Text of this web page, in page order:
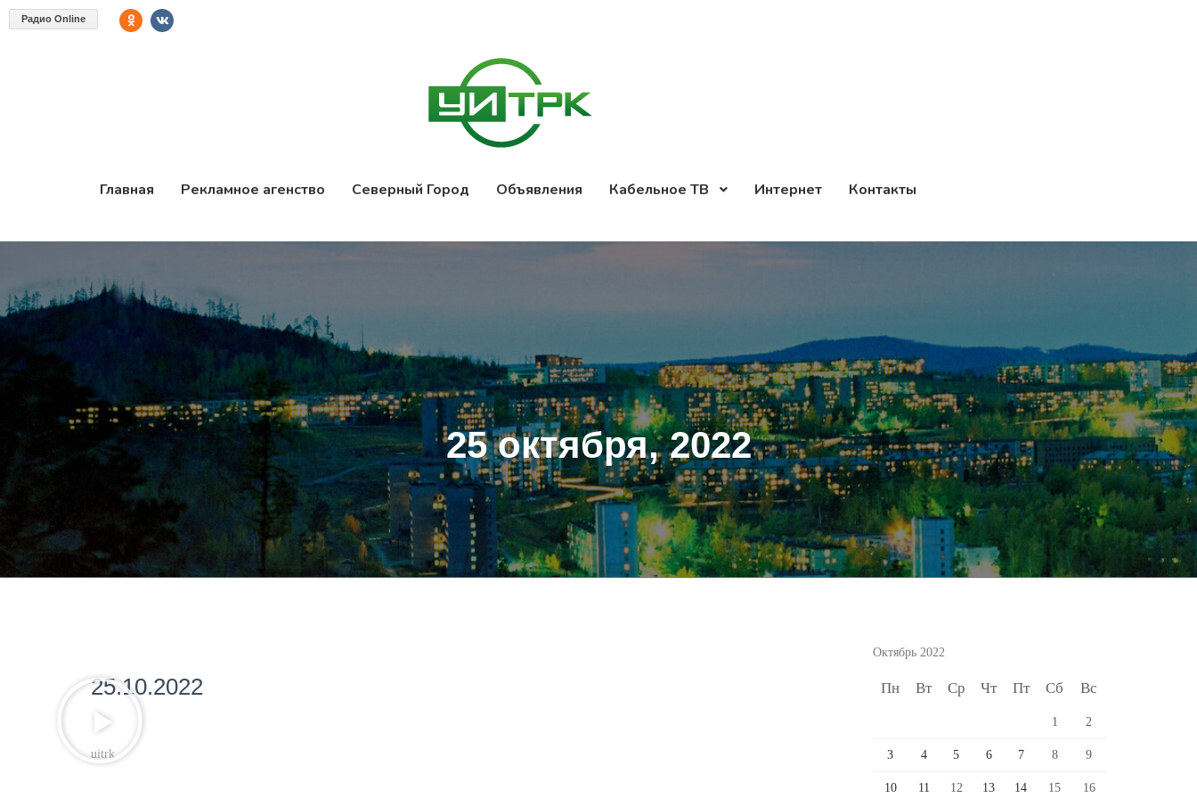
Радио Online
Главная Рекламное агенство Северный Город Объявления Кабельное ТВ Интернет Контакты
25 октября, 2022
25.10.2022
uitrk
Октябрь 2022
Пн Вт Ср Чт Пт Сб Вс
1 2
3 4 5 6 7 8 9
10 11 12 13 14 15 16